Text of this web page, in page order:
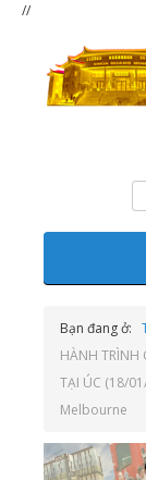
//
Bạn đang ở:
HÀNH TRÌNH
TẠI ÚC (18/
Melbourne